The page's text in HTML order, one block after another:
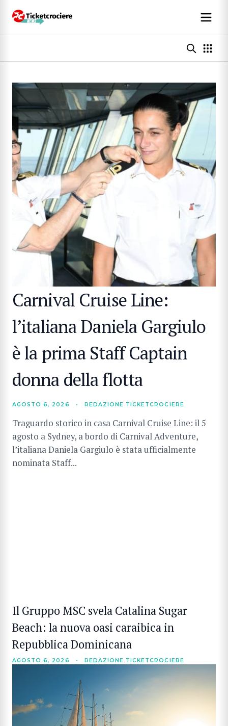
Il Gruppo MSC svela Catalina Sugar
Beach: la nuova oasi caraibica in
Repubblica Dominicana
AGOSTO 6, 2026 • REDAZIONE TICKETCROCIERE
Carnival Cruise Line:
l’italiana Daniela Gargiulo
è la prima Staff Captain
donna della flotta
AGOSTO 6, 2026 • REDAZIONE TICKETCROCIERE
Traguardo storico in casa Carnival Cruise Line: il 5
agosto a Sydney, a bordo di Carnival Adventure,
l’italiana Daniela Gargiulo è stata ufficialmente
nominata Staff...